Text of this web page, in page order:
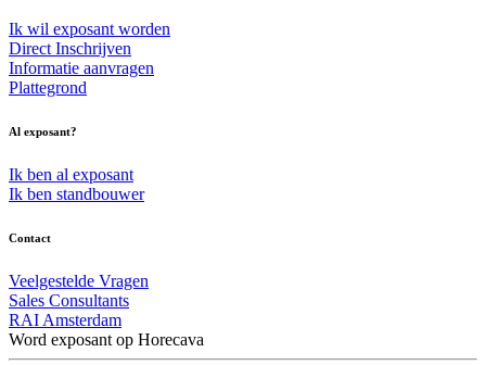
Ik wil exposant worden
Direct Inschrijven
Informatie aanvragen
Plattegrond
Al exposant?
Ik ben al exposant
Ik ben standbouwer
Contact
Veelgestelde Vragen
Sales Consultants
RAI Amsterdam
Word exposant op Horecava